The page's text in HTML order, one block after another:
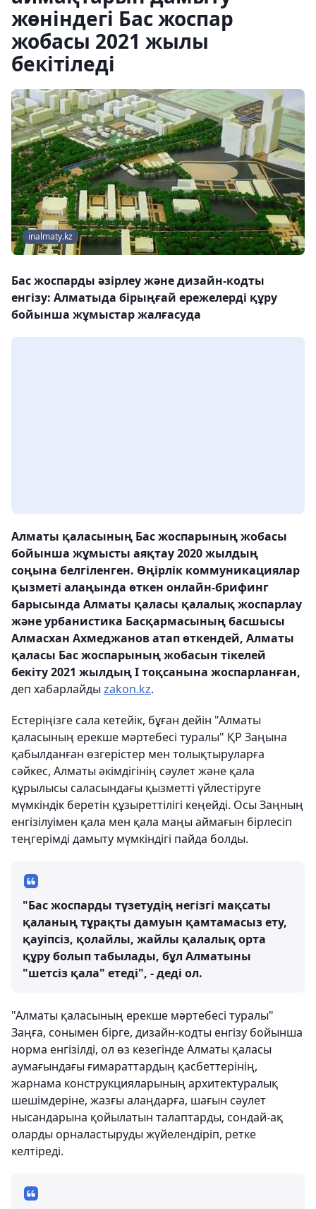
жөніндегі Бас жоспар
жобасы 2021 жылы
бекітіледі
inalmaty.kz
Бас жоспарды әзірлеу және дизайн-кодты
енгізу: Алматыда бірыңғай ережелерді құру
бойынша жұмыстар жалғасуда
Алматы қаласының Бас жоспарының жобасы
бойынша жұмысты аяқтау 2020 жылдың
соңына белгіленген. Өңірлік коммуникациялар
қызметі алаңында өткен онлайн-брифинг
барысында Алматы қаласы қалалық жоспарлау
және урбанистика Басқармасының басшысы
Алмасхан Ахмеджанов атап өткендей, Алматы
қаласы Бас жоспарының жобасын тікелей
бекіту 2021 жылдың І тоқсанына жоспарланған,
деп хабарлайды zakon.kz.
Естеріңізге сала кетейік, бұған дейін "Алматы
қаласының ерекше мәртебесі туралы" ҚР Заңына
қабылданған өзгерістер мен толықтыруларға
сәйкес, Алматы әкімдігінің сәулет және қала
құрылысы саласындағы қызметті үйлестіруге
мүмкіндік беретін құзыреттілігі кеңейді. Осы Заңның
енгізілуімен қала мен қала маңы аймағын бірлесіп
теңгерімді дамыту мүмкіндігі пайда болды.
"Бас жоспарды түзетудің негізгі мақсаты
қаланың тұрақты дамуын қамтамасыз ету,
қауіпсіз, қолайлы, жайлы қалалық орта
құру болып табылады, бұл Алматыны
"шетсіз қала" етеді", - деді ол.
"Алматы қаласының ерекше мәртебесі туралы"
Заңға, сонымен бірге, дизайн-кодты енгізу бойынша
норма енгізілді, ол өз кезегінде Алматы қаласы
аумағындағы ғимараттардың қасбеттерінің,
жарнама конструкцияларының архитектуралық
шешімдеріне, жазғы алаңдарға, шағын сәулет
нысандарына қойылатын талаптарды, сондай-ақ
оларды орналастыруды жүйелендіріп, ретке
келтіреді.